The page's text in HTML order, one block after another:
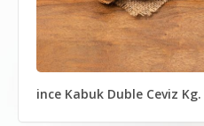
ince Kabuk Duble Ceviz Kg.